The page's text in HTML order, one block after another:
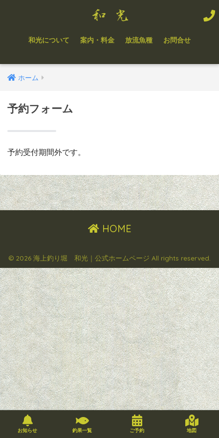
和光について 案内・料金 放流魚種 お問合せ
ホーム
予約フォーム
予約受付期間外です。
HOME
© 2026 海上釣り堀 和光｜公式ホームページ All rights reserved.
お知らせ 釣果一覧 ご予約 地図